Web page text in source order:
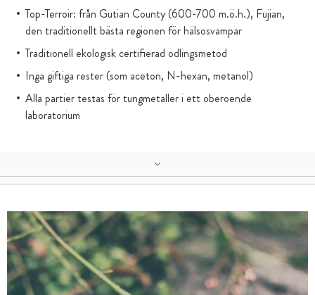
Top-Terroir: från Gutian County (600-700 m.ö.h.), Fujian,
den traditionellt bästa regionen för hälsosvampar
Traditionell ekologisk certifierad odlingsmetod
Inga giftiga rester (som aceton, N-hexan, metanol)
Alla partier testas för tungmetaller i ett oberoende
laboratorium